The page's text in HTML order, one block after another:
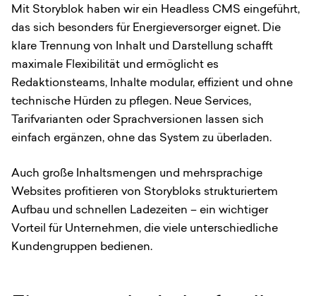
Mit Storyblok haben wir ein Headless CMS eingeführt,
das sich besonders für Energieversorger eignet. Die
klare Trennung von Inhalt und Darstellung schafft
maximale Flexibilität und ermöglicht es
Redaktionsteams, Inhalte modular, effizient und ohne
technische Hürden zu pflegen. Neue Services,
Tarifvarianten oder Sprachversionen lassen sich
einfach ergänzen, ohne das System zu überladen.
Auch große Inhaltsmengen und mehrsprachige
Websites profitieren von Storybloks strukturiertem
Aufbau und schnellen Ladezeiten – ein wichtiger
Vorteil für Unternehmen, die viele unterschiedliche
Kundengruppen bedienen.